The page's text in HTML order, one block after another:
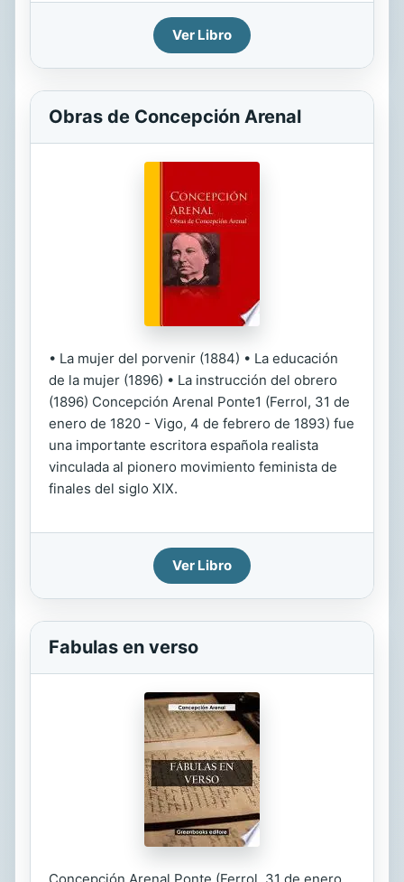
Ver Libro
Obras de Concepción Arenal
• La mujer del porvenir (1884) • La educación
de la mujer (1896) • La instrucción del obrero
(1896) Concepción Arenal Ponte1 (Ferrol, 31 de
enero de 1820 - Vigo, 4 de febrero de 1893) fue
una importante escritora española realista
vinculada al pionero movimiento feminista de
finales del siglo XIX.
Ver Libro
Fabulas en verso